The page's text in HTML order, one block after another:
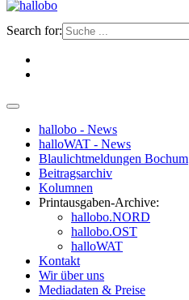
Search for:
hallobo - News
halloWAT - News
Blaulichtmeldungen Bochum
Beitragsarchiv
Kolumnen
Printausgaben-Archive:
hallobo.NORD
hallobo.OST
halloWAT
Kontakt
Wir über uns
Mediadaten & Preise